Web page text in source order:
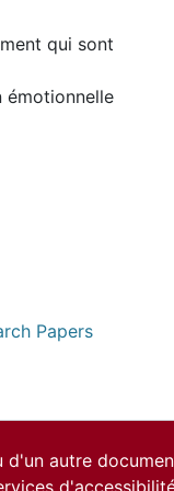
qui sont
émotionnelle
Papers
autre